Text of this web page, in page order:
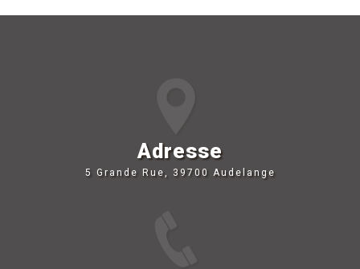
Adresse
5 Grande Rue, 39700 Audelange